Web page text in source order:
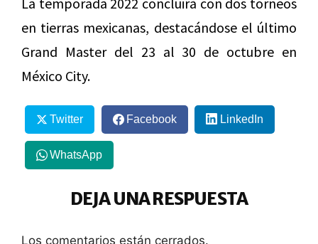
en tierras mexicanas, destacándose el último
Grand Master del 23 al 30 de octubre en
México City.
Twitter Facebook LinkedIn
WhatsApp
DEJA UNA RESPUESTA
Los comentarios están cerrados.